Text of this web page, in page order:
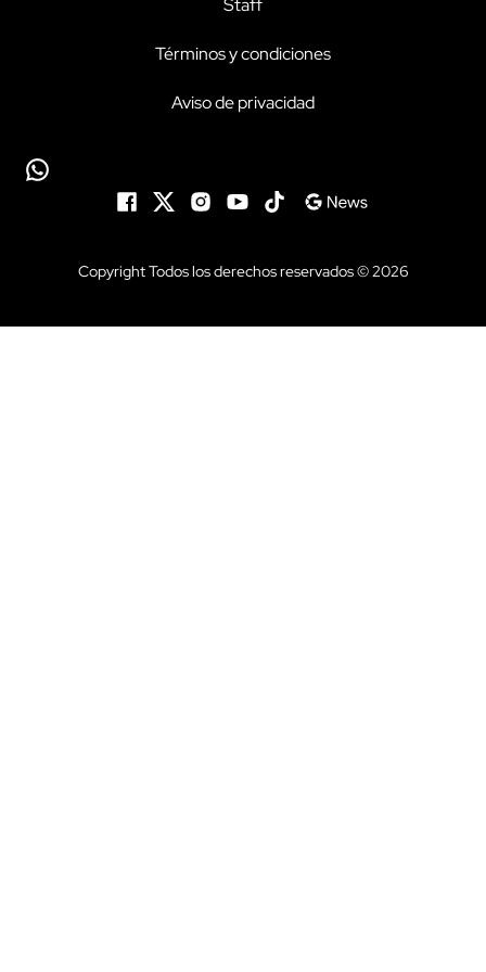
Staff
Términos y condiciones
Aviso de privacidad
Copyright Todos los derechos reservados © 2026